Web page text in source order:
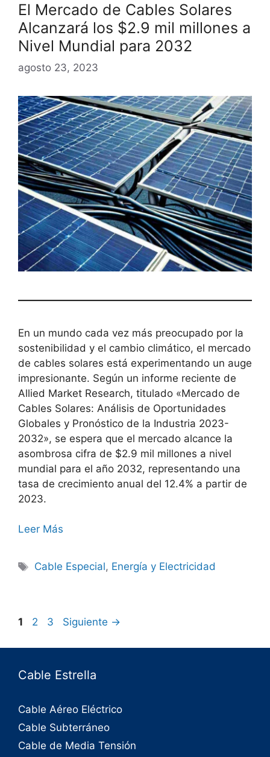
El Mercado de Cables Solares
Alcanzará los $2.9 mil millones a
Nivel Mundial para 2032
agosto 23, 2023
En un mundo cada vez más preocupado por la
sostenibilidad y el cambio climático, el mercado
de cables solares está experimentando un auge
impresionante. Según un informe reciente de
Allied Market Research, titulado «Mercado de
Cables Solares: Análisis de Oportunidades
Globales y Pronóstico de la Industria 2023-
2032», se espera que el mercado alcance la
asombrosa cifra de $2.9 mil millones a nivel
mundial para el año 2032, representando una
tasa de crecimiento anual del 12.4% a partir de
2023.
Leer Más
Cable Especial, Energía y Electricidad
1 2 3 Siguiente →
Cable Estrella
Cable Aéreo Eléctrico
Cable Subterráneo
Cable de Media Tensión